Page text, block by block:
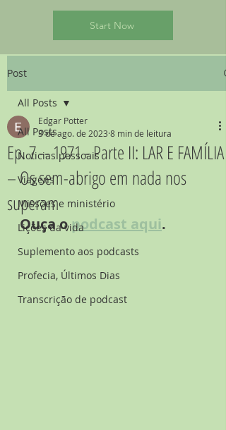
Start Now
Post
All Posts
Noticias pessoais
Viagens
Missões e ministério
Lições da vida
Suplemento aos podcasts
Profecia, Últimos Dias
Transcrição de podcast
All Posts
Ep. 7 -- 1971 - Parte II: LAR E FAMÍLIA
– Os sem-abrigo em nada nos
superam
Edgar Potter
3 de ago. de 2023 8 min de leitura
Ouça o podcast aqui.